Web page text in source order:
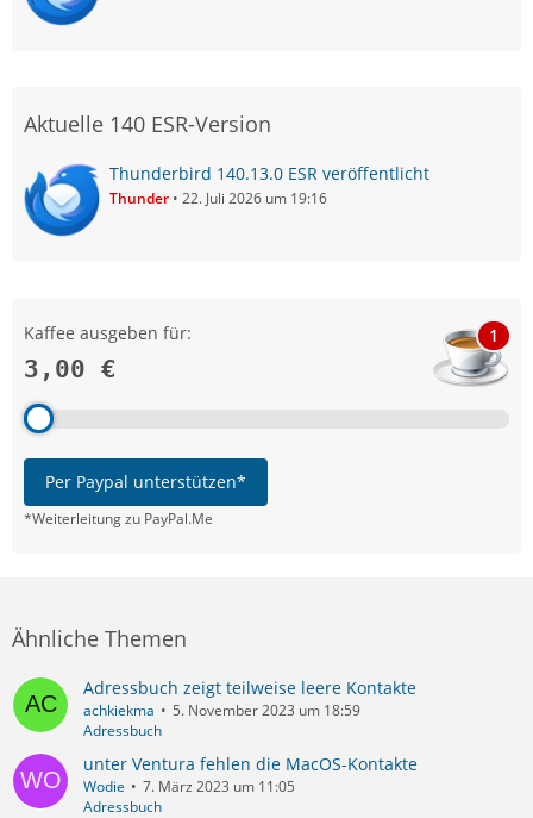
Aktuelle 140 ESR-Version
Thunderbird 140.13.0 ESR veröffentlicht
Thunder 22. Juli 2026 um 19:16
Kaffee ausgeben für:
3,00 €
1
Per Paypal unterstützen*
*Weiterleitung zu PayPal.Me
Ähnliche Themen
Adressbuch zeigt teilweise leere Kontakte
achkiekma
5. November 2023 um 18:59
Adressbuch
unter Ventura fehlen die MacOS-Kontakte
Wodie
7. März 2023 um 11:05
Adressbuch